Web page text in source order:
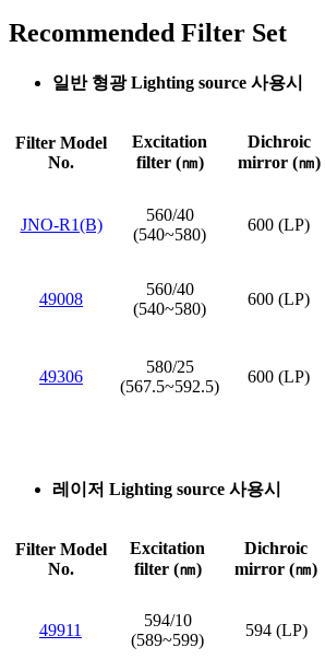
Recommended Filter Set
일반 형광 Lighting source 사용시
Filter Model
No.
Excitation
filter (㎚)
Dichroic
mirror (㎚)
JNO-R1(B)
560/40
(540~580)
600 (LP)
49008
560/40
(540~580)
600 (LP)
49306
580/25
(567.5~592.5)
600 (LP)
레이저 Lighting source 사용시
Filter Model
No.
Excitation
filter (㎚)
Dichroic
mirror (㎚)
49911
594/10
(589~599)
594 (LP)